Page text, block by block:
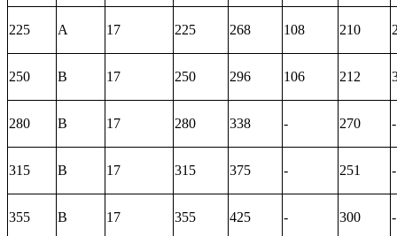
225 А 17 225 268 108 210
250 В 17 250 296 106 212
280 В 17 280 338 - 270 -
315 В 17 315 375 - 251 -
355 В 17 355 425 - 300 -